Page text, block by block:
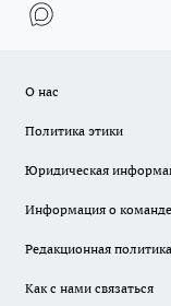
О нас
Политика этики
Юридическая
Информация о команде
Редакционная политика
Как с нами связаться